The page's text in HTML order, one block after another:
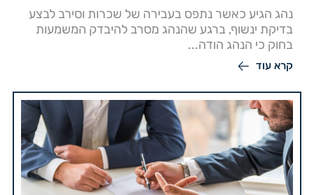
נהג הגיע כאשר נתפס בעבירה של שכרות וסירב לבצע
בדיקת ינשוף, ברגע שהנהג מסרב להיבדק המשמעות
בחוק כי הנהג הודה...
קרא עוד